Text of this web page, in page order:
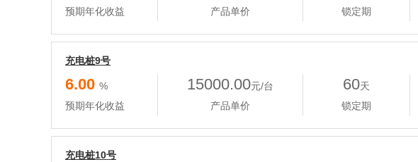
预期年化收益
产品单价
锁定期
充电桩9号
6.00 %
预期年化收益
15000.00元/台
产品单价
60天
锁定期
充电桩10号